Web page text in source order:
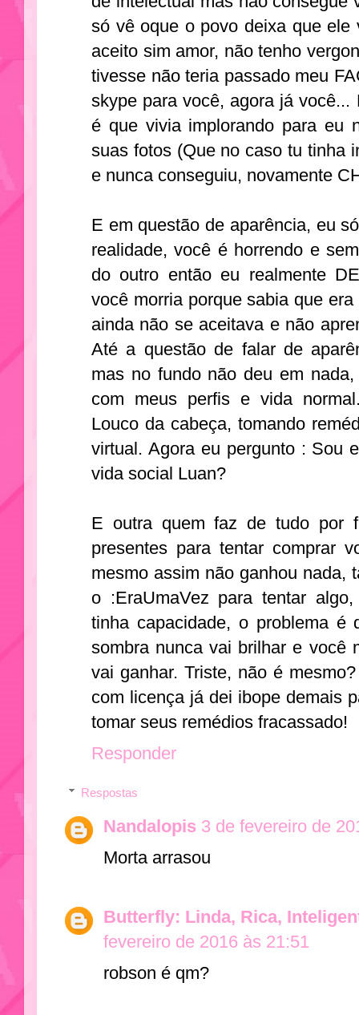
só vê oque o povo deixa que
aceito sim amor, não tenho
tivesse não teria passado meu
skype para você, agora já
é que vivia implorando para eu
suas fotos (Que no caso tu tinha
e nunca conseguiu, novamente
E em questão de aparência, eu
realidade, você é horrendo e
do outro então eu realmente
você morria porque sabia que
ainda não se aceitava e não
Até a questão de falar de
mas no fundo não deu em
com meus perfis e vida
Louco da cabeça, tomando
virtual. Agora eu pergunto : Sou
vida social Luan?
E outra quem faz de tudo por
presentes para tentar comprar
mesmo assim não ganhou nada,
o :EraUmaVez para tentar
tinha capacidade, o problema é
sombra nunca vai brilhar e você
vai ganhar. Triste, não é
com licença já dei ibope demais
tomar seus remédios fracassado!
Responder
Respostas
Nandalopis 3 de fevereiro de
Morta arrasou
Butterfly: Linda, Rica,
fevereiro de 2016 às 21:51
robson é qm?